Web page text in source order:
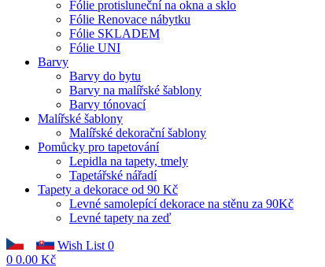
Fólie protisluneční na okna a sklo
Fólie Renovace nábytku
Fólie SKLADEM
Fólie UNI
Barvy
Barvy do bytu
Barvy na malířské šablony
Barvy tónovací
Malířské šablony
Malířské dekorační šablony
Pomůcky pro tapetování
Lepidla na tapety, tmely
Tapetářské nářadí
Tapety a dekorace od 90 Kč
Levné samolepící dekorace na stěnu za 90Kč
Levné tapety na zeď
Wish List 0
0 0.00 Kč